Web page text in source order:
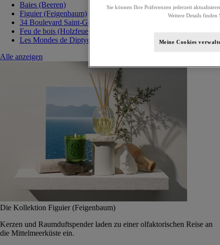
Baies (Beeren)
Figuier (Feigenbaum)
34 Boulevard Saint-Germain
Feu de bois (Holzfeuer)
Les Mondes de Diptyque
Alle anzeigen
Die Kollektion Figuier (Feigenbaum)
Kerzen und Raumduftspender laden zu einer olfaktorischen Reise an
die Mittelmeerküste ein.
Sie können Ihre Präferenzen jederzeit
Weitere Details finden
Meine Cookies